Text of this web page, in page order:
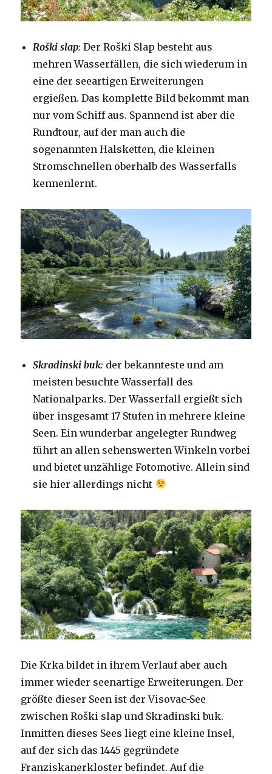
Roški slap:Der Roški Slap besteht aus
mehren Wasserfällen, die sich wiederum in
eine der seeartigen Erweiterungen
ergießen. Das komplette Bild bekommt man
nur vom Schiff aus. Spannend ist aber die
Rundtour, auf der man auch die
sogenannten Halsketten, die kleinen
Stromschnellen oberhalb des Wasserfalls
kennenlernt.
Skradinski buk: der bekannteste und am
meisten besuchte Wasserfall des
Nationalparks. Der Wasserfall ergießt sich
über insgesamt 17 Stufen in mehrere kleine
Seen. Ein wunderbar angelegter Rundweg
führt an allen sehenswerten Winkeln vorbei
und bietet unzählige Fotomotive. Allein sind
sie hier allerdings nicht
Die Krka bildet in ihrem Verlauf aber auch
immer wieder seenartige Erweiterungen. Der
größte dieser Seen ist der Visovac-See
zwischen Roški slap und Skradinski buk.
Inmitten dieses Sees liegt eine kleine Insel,
auf der sich das 1445 gegründete
Franziskanerkloster befindet. Auf die